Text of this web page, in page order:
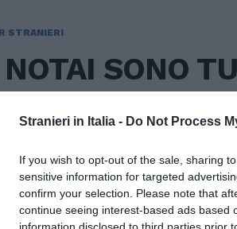
Stranieri in Italia - Do Not Process
If you wish to opt-out of the sale, sharing
sensitive information for targeted
confirm your selection. Please note that
continue seeing interest-based ads based
information disclosed to third parties prior
STRANIERI
SONO